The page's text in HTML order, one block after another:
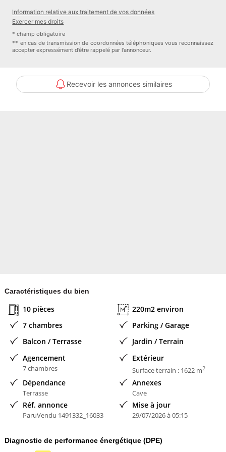
Prix de vente : 269 990 euro
Honoraires charge vendeur
Contactez votre conseiller SAFTI : Charlotte MARTIN - EI - Agent
908 920 721
Information relative aux traitement de vos données
Exercer mes droits
* champ obligatoire
** en cas de transmission de coordonnées téléphoniques vous reconnaissez
accepter expressément d’être rappelé par l’annonceur.
Recevoir les annonces similaires
Caractéristiques du bien
10 pièces
220m2 environ
7 chambres
Parking / Garage
Balcon / Terrasse
Jardin / Terrain
Agencement
7 chambres
Extérieur
Surface terrain : 1622 m2
Dépendance
Terrasse
Annexes
Cave
Réf. annonce
ParuVendu 1491332_16033
Mise à jour
29/07/2026 à 05:15
Diagnostic de performance énergétique (DPE)